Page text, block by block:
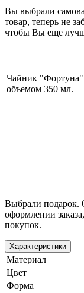
Вы выбрали
товар, теперь не
чтобы Вы еще
Чайник "Фортуна"
объемом 350 мл.
Выбрали подарок.
оформлении
покупок.
Характеристики
Материал
Цвет
Форма